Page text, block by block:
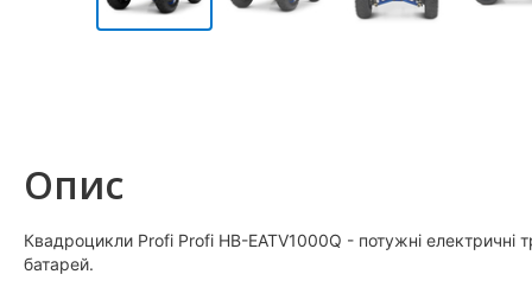
Опис
Квадроцикли Profi Profi HB-EATV1000Q - потужні електричні
батарей.